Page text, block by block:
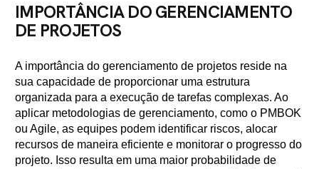
IMPORTÂNCIA DO GERENCIAMENTO
DE PROJETOS
A importância do gerenciamento de projetos reside na
sua capacidade de proporcionar uma estrutura
organizada para a execução de tarefas complexas. Ao
aplicar metodologias de gerenciamento, como o PMBOK
ou Agile, as equipes podem identificar riscos, alocar
recursos de maneira eficiente e monitorar o progresso do
projeto. Isso resulta em uma maior probabilidade de